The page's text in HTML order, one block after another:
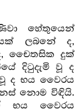
හේතුයෙන්
ලබනේ ද,
චෛතසික දුක්
දිටුදැමි වූ ද
ද භය වෛරය
නොම විඳියි.
ඒ භය වෛරය